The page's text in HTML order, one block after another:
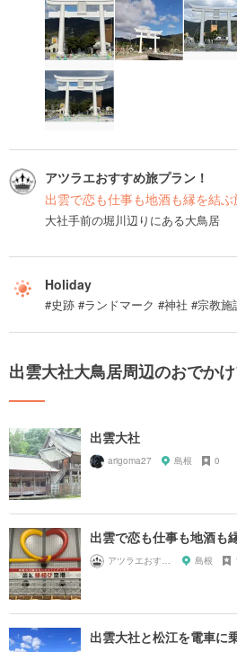
アツラエおすすめ旅プラン！
出雲で恋も仕事も地酒も縁を結ぶ
大社手前の堀川辺りにある大鳥居
Holiday
#史跡 #ランドマーク #神社 #宗教施
出雲大社大鳥居周辺のおでか
出雲大社
arigoma27 島根 0
出雲で恋も仕事も地酒も
アツラエおすすめ旅プラン！ 島根
出雲大社と松江を電車に